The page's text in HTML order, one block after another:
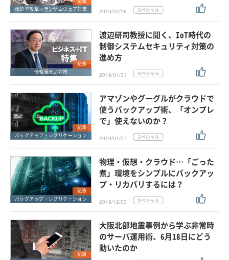
標的型攻撃・ランサムウェア対策
2019/02/18
記事
情報漏えい対策
渡辺研司教授に聞く、IoT時代の
制御システムセキュリティ対策の
進め方
2019/01/31
記事
バックアップ・レプリケーション
アマゾンやグーグルがクラウドで
使うバックアップ術、「オンプレ
で」使えないのか？
2019/01/07
記事
バックアップ・レプリケーション
物理・仮想・クラウド…「ごった
煮」環境をシンプルにバックアッ
プ・リカバリするには？
2018/12/03
記事
大阪北部地震事例から学ぶ非常時
のサーバ運用術、6月18日にどう
動いたのか